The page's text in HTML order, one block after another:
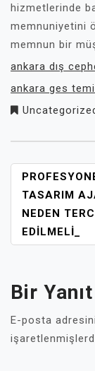
hizmetlerinde
memnuniyetini
memnun bir
ankara dış
ankara ges
YAZI
TASARIM
NEDEN
EDILMELI_
Bir
E-posta